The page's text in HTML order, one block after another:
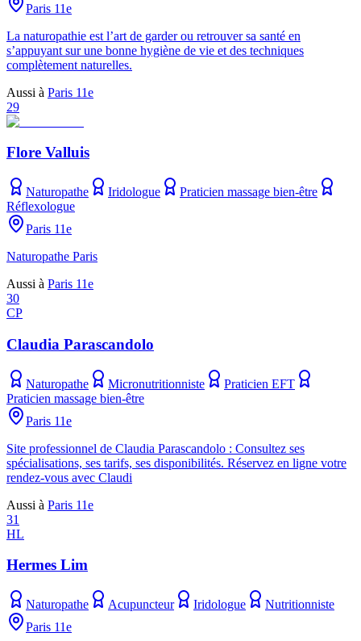
Paris 11e
La naturopathie est l’art de garder ou retrouver sa santé en
s’appuyant sur une bonne hygiène de vie et des techniques
complètement naturelles.
Aussi à Paris 11e
29
Flore Valluis
Naturopathe Iridologue
Praticien massage bien-être
Réflexologue
Paris 11e
Naturopathe Paris
Aussi à Paris 11e
30
CP
Claudia Parascandolo
Naturopathe Micronutritionniste
Praticien EFT
Praticien massage bien-être
Paris 11e
Site professionnel de Claudia Parascandolo : Consultez ses
spécialisations, ses tarifs, ses disponibilités. Réservez en ligne votre
rendez-vous avec Claudi
Aussi à Paris 11e
31
HL
Hermes Lim
Naturopathe Acupuncteur Iridologue
Nutritionniste
Paris 11e